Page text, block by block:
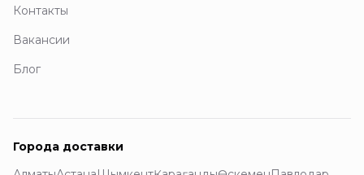
Контакты
Вакансии
Блог
Города доставки